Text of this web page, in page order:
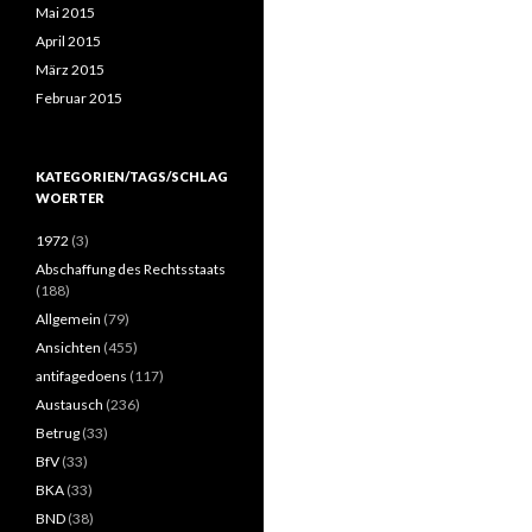
Mai 2015
April 2015
März 2015
Februar 2015
KATEGORIEN/TAGS/SCHLAG
WOERTER
1972 (3)
Abschaffung des Rechtsstaats
(188)
Allgemein (79)
Ansichten (455)
antifagedoens (117)
Austausch (236)
Betrug (33)
BfV (33)
BKA (33)
BND (38)